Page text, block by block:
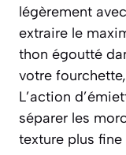
légèrement
extraire le
thon égoutté
votre
L’action d’
séparer les
texture plus